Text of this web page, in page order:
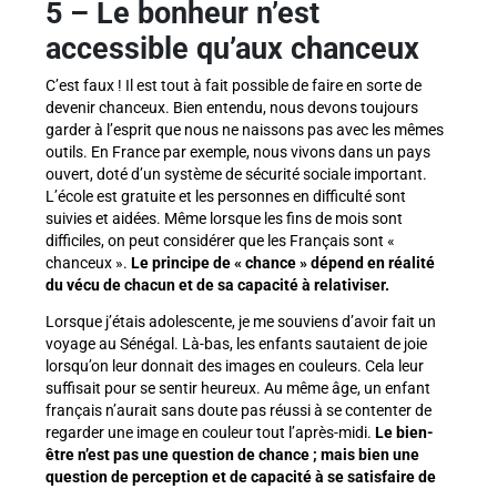
5 – Le bonheur n’est
accessible qu’aux chanceux
C’est faux ! Il est tout à fait possible de faire en sorte de
devenir chanceux. Bien entendu, nous devons toujours
garder à l’esprit que nous ne naissons pas avec les mêmes
outils. En France par exemple, nous vivons dans un pays
ouvert, doté d’un système de sécurité sociale important.
L’école est gratuite et les personnes en difficulté sont
suivies et aidées. Même lorsque les fins de mois sont
difficiles, on peut considérer que les Français sont «
chanceux ». Le principe de « chance » dépend en réalité
du vécu de chacun et de sa capacité à relativiser.
Lorsque j’étais adolescente, je me souviens d’avoir fait un
voyage au Sénégal. Là-bas, les enfants sautaient de joie
lorsqu’on leur donnait des images en couleurs. Cela leur
suffisait pour se sentir heureux. Au même âge, un enfant
français n’aurait sans doute pas réussi à se contenter de
regarder une image en couleur tout l’après-midi. Le bien-
être n’est pas une question de chance ; mais bien une
question de perception et de capacité à se satisfaire de